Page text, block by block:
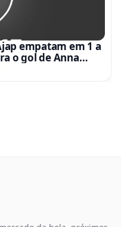
empatam em 1 a
o gol de Anna